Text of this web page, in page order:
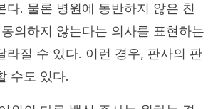
다. 물론 병원에 동반하지 않은 친
의하지 않는다는 의사를 표현하는
라질 수 있다. 이런 경우, 판사의 판
수도 있다.